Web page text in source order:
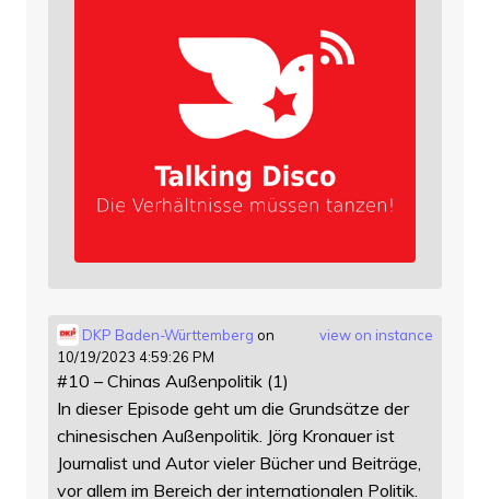
view on instance
DKP Baden-Württemberg on
10/19/2023 4:59:26 PM
#10 – Chinas Außenpolitik (1)
In dieser Episode geht um die Grundsätze der
chinesischen Außenpolitik. Jörg Kronauer ist
Journalist und Autor vieler Bücher und Beiträge,
vor allem im Bereich der internationalen Politik.